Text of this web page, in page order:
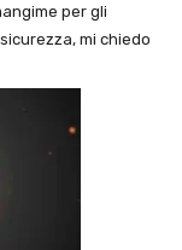
per gli
mi chiedo